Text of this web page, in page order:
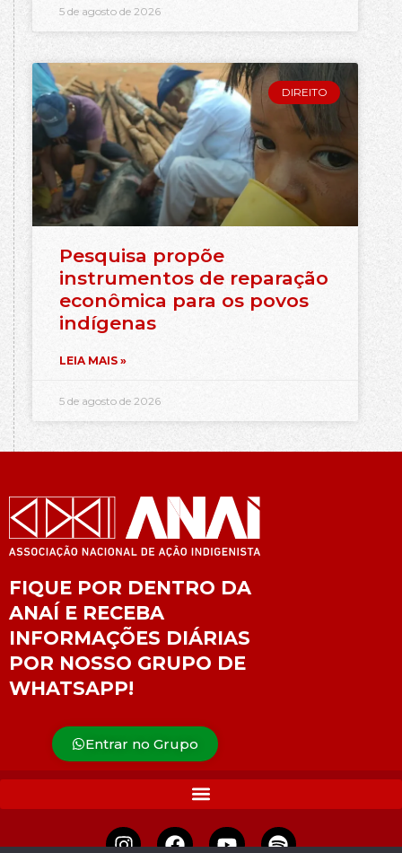
5 de agosto de 2026
DIREITO
Pesquisa propõe
instrumentos de reparação
econômica para os povos
indígenas
LEIA MAIS »
5 de agosto de 2026
FIQUE POR DENTRO DA
ANAÍ E RECEBA
INFORMAÇÕES DIÁRIAS
POR NOSSO GRUPO DE
WHATSAPP!
Entrar no Grupo